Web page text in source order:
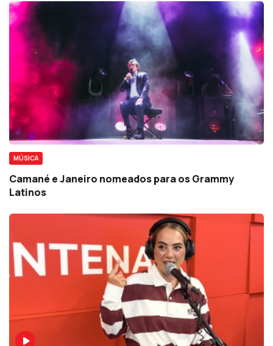
MÚSICA
Camané e Janeiro nomeados para os Grammy
Latinos